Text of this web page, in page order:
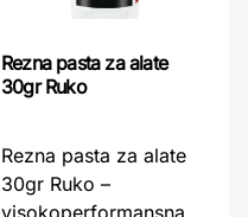
Rezna pasta za alate
30gr Ruko
Rezna pasta za alate
30gr Ruko –
visokoperformansna